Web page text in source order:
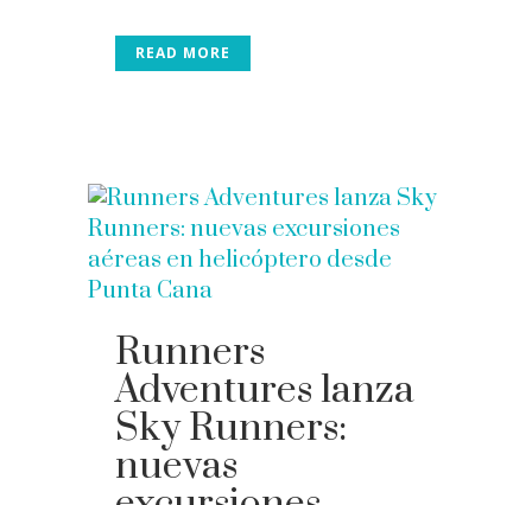
READ MORE
Runners
Adventures lanza
Sky Runners:
nuevas